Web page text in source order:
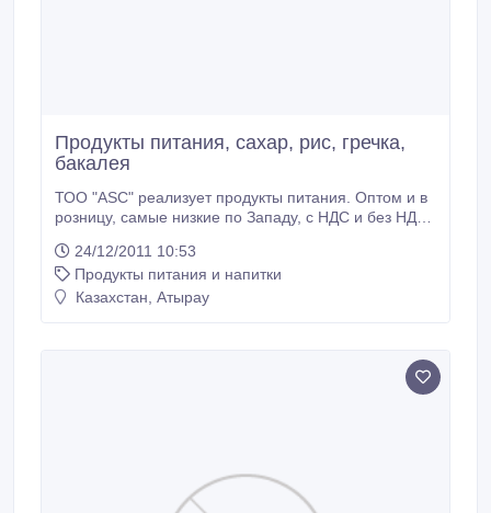
Продукты питания, сахар, рис, гречка,
бакалея
ТОО "ASC" реализует продукты питания. Оптом и в
розницу, самые низкие по Западу, с НДС и без НДС.
программе "Б Т М Д" - (Больше Товара Меньше
Денег). Контактные телефоны: 32 - 13 - 43, 8 702
503 43 00..
24/12/2011 10:53
Продукты питания и напитки
Казахстан, Атырау